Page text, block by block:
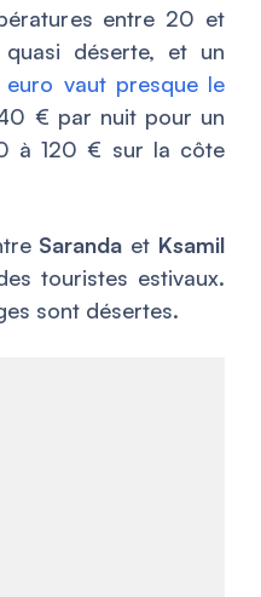
entre 20 et
quasi déserte, et un
euro vaut presque le
€ par nuit pour un
à 120 € sur la côte
Saranda et Ksamil
touristes estivaux.
sont désertes.